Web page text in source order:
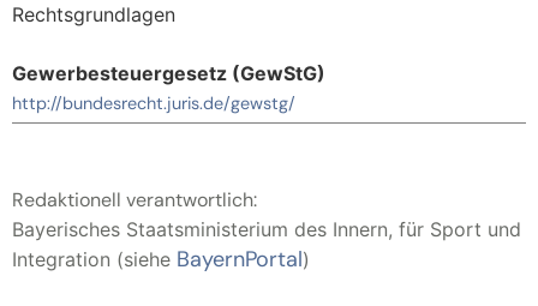
Rechtsgrundlagen
Gewerbesteuergesetz (GewStG)
http://bundesrecht.juris.de/gewstg/
Redaktionell verantwortlich:
Bayerisches Staatsministerium des Innern, für Sport und
Integration (siehe BayernPortal)